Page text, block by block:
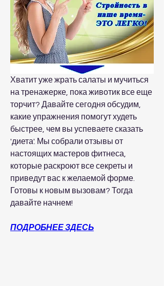
Хватит уже жрать салаты и мучиться
на тренажерке, пока животик все еще
торчит? Давайте сегодня обсудим,
какие упражнения помогут худеть
быстрее, чем вы успеваете сказать
'диета'. Мы собрали отзывы от
настоящих мастеров фитнеса,
которые раскроют все секреты и
приведут вас к желаемой форме.
Готовы к новым вызовам? Тогда
давайте начнем!
ПОДРОБНЕЕ ЗДЕСЬ